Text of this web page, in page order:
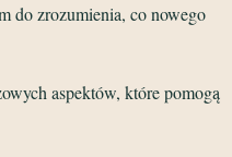
do zrozumienia, co nowego
aspektów, które pomogą